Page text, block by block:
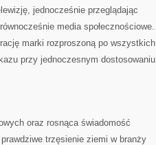
jednocześnie przeglądając
media społecznościowe.
marki rozproszoną po wszystkich
przy jednoczesnym dostosowaniu
oraz rosnąca świadomość
trzęsienie ziemi w branży